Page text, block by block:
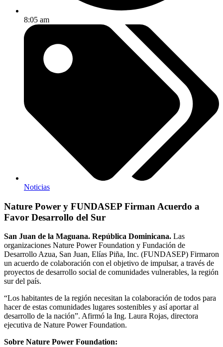
8:05 am
Noticias
Nature Power y FUNDASEP Firman Acuerdo a
Favor Desarrollo del Sur
San Juan de la Maguana. República Dominicana. Las
organizaciones Nature Power Foundation y Fundación de
Desarrollo Azua, San Juan, Elías Piña, Inc. (FUNDASEP) Firmaron
un acuerdo de colaboración con el objetivo de impulsar, a través de
proyectos de desarrollo social de comunidades vulnerables, la región
sur del país.
“Los habitantes de la región necesitan la colaboración de todos para
hacer de estas comunidades lugares sostenibles y así aportar al
desarrollo de la nación”. Afirmó la Ing. Laura Rojas, directora
ejecutiva de Nature Power Foundation.
Sobre Nature Power Foundation: